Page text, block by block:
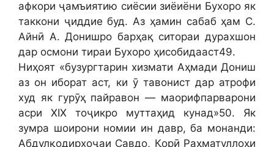
афкори ҷамъиятию сиёсии зиёиёни Бухоро як
таккони ҷиддие буд. Аз ҳамин сабаб ҳам С.
Айнӣ А. Донишро барҳақ ситораи дурахшон
дар осмони тираи Бухоро ҳисобидааст49.
Ниҳоят «бузургтарин хизмати Аҳмади Дониш
аз он иборат аст, ки ӯ тавонист дар атрофи
худ як гурӯҳ пайравон — маорифпарварони
асри XIX тоҷикро муттаҳид кунад»50. Як
зумра шоирони номии ин давр, ба монанди:
Абдулқодирхоҷаи Савдо, Қорӣ Раҳматуллоҳи